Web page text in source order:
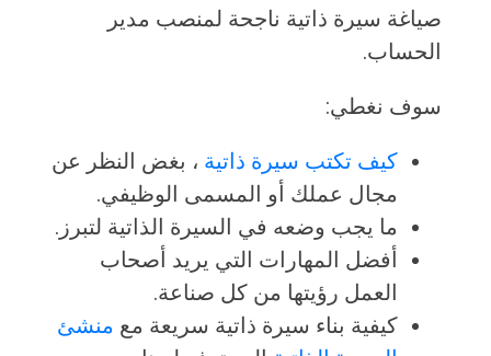
صياغة سيرة ذاتية ناجحة لمنصب مدير
الحساب.
سوف نغطي:
كيف تكتب سيرة ذاتية ، بغض النظر عن
مجال عملك أو المسمى الوظيفي.
ما يجب وضعه في السيرة الذاتية لتبرز.
أفضل المهارات التي يريد أصحاب
العمل رؤيتها من كل صناعة.
كيفية بناء سيرة ذاتية سريعة مع منشئ